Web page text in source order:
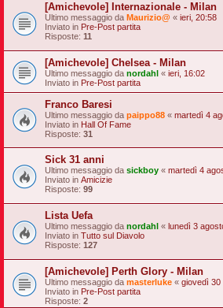
[Amichevole] Internazionale - Milan
Ultimo messaggio da Maurizio@ « ieri, 20:58
Inviato in Pre-Post partita
Risposte: 11
[Amichevole] Chelsea - Milan
Ultimo messaggio da nordahl « ieri, 16:02
Inviato in Pre-Post partita
Franco Baresi
Ultimo messaggio da paippo88 « martedì 4
Inviato in Hall Of Fame
Risposte: 31
Sick 31 anni
Ultimo messaggio da sickboy « martedì 4
Inviato in Amicizie
Risposte: 99
Lista Uefa
Ultimo messaggio da nordahl « lunedì 3
Inviato in Tutto sul Diavolo
Risposte: 127
[Amichevole] Perth Glory - Milan
Ultimo messaggio da masterluke « giovedì 30
Inviato in Pre-Post partita
Risposte: 2